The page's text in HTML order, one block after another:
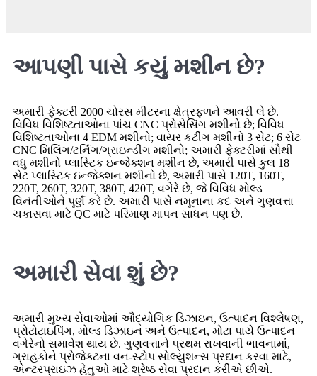
આપણી પાસે કયું મશીન છે?
અમારી ફેક્ટરી 2000 ચોરસ મીટરના ક્ષેત્રફળને આવરી લે છે.
વિવિધ વિશિષ્ટતાઓના પાંચ CNC પ્રોસેસિંગ મશીનો છે; વિવિધ
વિશિષ્ટતાઓના 4 EDM મશીનો; વાયર કટીંગ મશીનો 3 સેટ; 6 સેટ
CNC મિલિંગ/ટર્નિંગ/ગ્રાઇન્ડીંગ મશીનો; અમારી ફેક્ટરીમાં સૌથી
વધુ મશીનો પ્લાસ્ટિક ઇન્જેક્શન મશીન છે, અમારી પાસે કુલ 18
સેટ પ્લાસ્ટિક ઇન્જેક્શન મશીનો છે, અમારી પાસે 120T, 160T,
220T, 260T, 320T, 380T, 420T, વગેરે છે, જે વિવિધ મોલ્ડ
વિનંતીઓને પૂર્ણ કરે છે. અમારી પાસે નમૂનાના કદ અને ગુણવત્તા
ચકાસવા માટે QC માટે પરિમાણ માપન સાધન પણ છે.
અમારી સેવા શું છે?
અમારી મુખ્ય સેવાઓમાં ઔદ્યોગિક ડિઝાઇન, ઉત્પાદન વિશ્લેષણ,
પ્રોટોટાઇપિંગ, મોલ્ડ ડિઝાઇન અને ઉત્પાદન, મોટા પાયે ઉત્પાદન
વગેરેનો સમાવેશ થાય છે. ગુણવત્તાને પ્રથમ રાખવાની ભાવનામાં,
ગ્રાહકોને પ્રોજેક્ટના વન-સ્ટોપ સોલ્યુશન્સ પ્રદાન કરવા માટે,
એન્ટરપ્રાઇઝ હેતુઓ માટે શ્રેષ્ઠ સેવા પ્રદાન કરીએ છીએ.